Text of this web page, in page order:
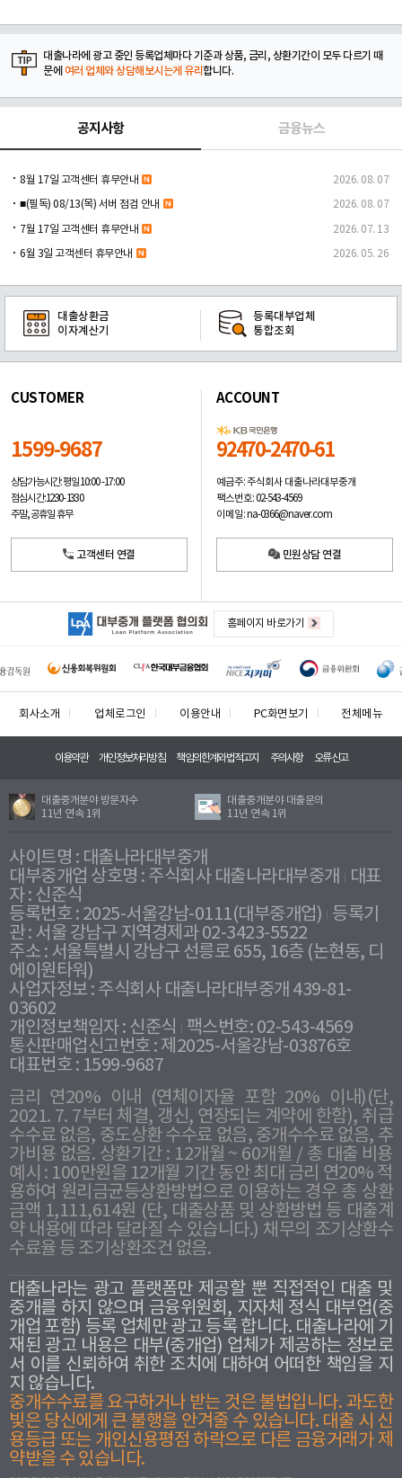
대출나라에 광고 중인 등록업체마다 기준과 상품, 금리, 상환기간이 모두 다르기 때
문에 여러 업체와 상담해보시는게 유리합니다.
공지사항 금융뉴스
8월 17일 고객센터 휴무안내 2026. 08. 07
■(필독) 08/13(목) 서버 점검 안내 2026. 08. 07
7월 17일 고객센터 휴무안내 2026. 07. 13
6월 3일 고객센터 휴무안내 2026. 05. 26
대출상환금
이자계산기
등록대부업체
통합조회
CUSTOMER
1599-9687
상담가능시간: 평일10:00 -17:00
점심시간: 12:30 - 13:30
주말, 공휴일 휴무
고객센터 연결
ACCOUNT
92470-2470-61
예금주: 주식회사 대출나라대부중개
팩스번호: 02-543-4569
이메일: na-0366@naver.com
민원상담 연결
홈페이지 바로가기
회사소개 업체로그인 이용안내 PC화면보기 전체메뉴
이용약관 개인정보처리방침 책임의한계와법적고지 주의사항 오류신고
대출중개분야 방문자수
11년 연속 1위
대출중개분야 대출문의
11년 연속 1위
사이트명 : 대출나라대부중개
대부중개업 상호명 : 주식회사 대출나라대부중개
대표
자 : 신준식
등록번호 : 2025-서울강남-0111(대부중개업) 등록기
관 : 서울 강남구 지역경제과 02-3423-5522
주소 : 서울특별시 강남구 선릉로 655, 16층 (논현동, 디
에이원타워)
사업자정보 : 주식회사 대출나라대부중개 439-81-
03602
개인정보책임자 : 신준식
팩스번호: 02-543-4569
통신판매업신고번호 : 제2025-서울강남-03876호
대표번호 : 1599-9687
금리 연20% 이내 (연체이자율 포함 20% 이내)(단,
2021. 7. 7부터 체결, 갱신, 연장되는 계약에 한함), 취급
수수료 없음, 중도상환 수수료 없음, 중개수수료 없음, 추
가비용 없음. 상환기간 : 12개월 ~ 60개월 / 총 대출 비용
예시 : 100만원을 12개월 기간 동안 최대 금리 연20% 적
용하여 원리금균등상환방법으로 이용하는 경우 총 상환
금액 1,111,614원 (단, 대출상품 및 상환방법 등 대출계
약 내용에 따라 달라질 수 있습니다.) 채무의 조기상환수
수료율 등 조기상환조건 없음.
대출나라는 광고 플랫폼만 제공할 뿐 직접적인 대출 및
중개를 하지 않으며 금융위원회, 지자체 정식 대부업(중
개업 포함) 등록 업체만 광고 등록 합니다. 대출나라에 기
재된 광고 내용은 대부(중개업) 업체가 제공하는 정보로
서 이를 신뢰하여 취한 조치에 대하여 어떠한 책임을 지
지 않습니다.
중개수수료를 요구하거나 받는 것은 불법입니다. 과도한
빛은 당신에게 큰 불행을 안겨줄 수 있습니다. 대출 시 신
용등급 또는 개인신용평점 하락으로 다른 금융거래가 제
약받을 수 있습니다.